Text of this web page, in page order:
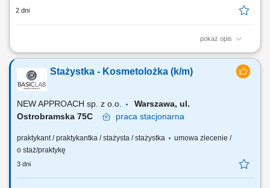
2 dni
pokaż opis
Projekt „RozPracuj się ! Kompleksowy program aktywizacji zawodowej
środków Państwowego Funduszu Rehabilitacji Osób
Niepełnosprawnych. Celem uczestnictwa w programie jest zwiększenie
Stażystka - Kosmetolożka (k/m)
NEW APPROACH sp. z o.o.
Warszawa, ul.
Ostrobramska 75C
praca stacjonarna
praktykant / praktykantka / stażysta / stażystka
umowa zlecenie /
o staż/praktykę
3 dni